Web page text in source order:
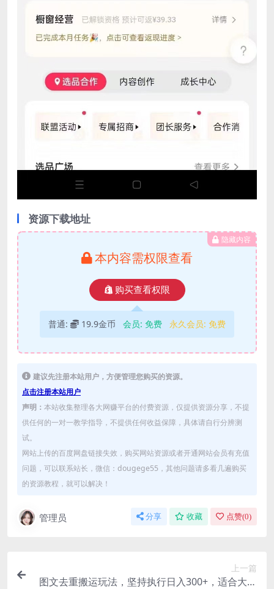
资源下载地址
隐藏内容
本内容需权限查看
购买查看权限
普通: 19.9金币 会员: 免费 永久会员: 免费
建议先注册本站用户，方便管理您购买的资源。
点击注册本站用户
声明： 本站收集整理各大网赚平台的付费资源，仅提供资源分享，不提
供任何的一对一教学指导，不提供任何收益保障，具体请自行分辨测
试。
网站上传的百度网盘链接失效，购买网站资源或者开通网站会员有充值
问题，可以联系站长，微信：dougege55，其他问题请多看几遍购买
的资源教程，就可以解决！
管理员 分享 收藏 点赞(0)
上一篇
图文去重搬运玩法，坚持执行日入300+，适合大部